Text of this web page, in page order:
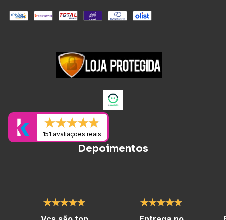
151 avaliações reais
Depoimentos